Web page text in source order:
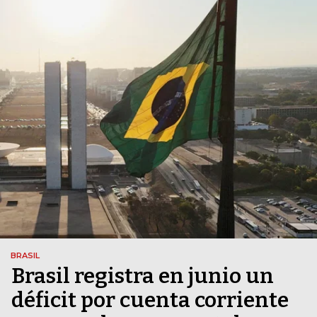
BRASIL
Brasil registra en junio un
déficit por cuenta corriente